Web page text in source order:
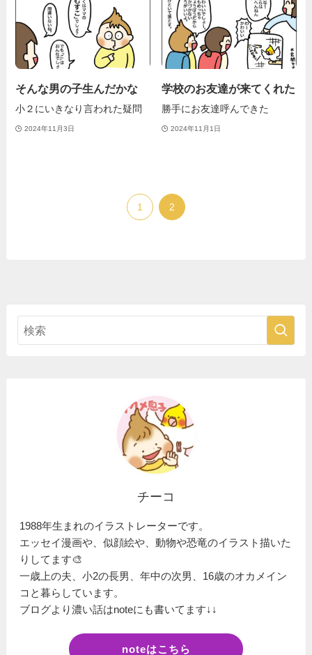
そんな男の子生んだかな
小２にいきなり言われた疑問
2024年11月3日
学校のお友達が来てくれた
勝手にお友達呼んできた
2024年11月1日
1 2
チーコ
1988年生まれのイラストレーターです。
エッセイ漫画や、似顔絵や、動物や恐竜のイラスト描いた
りしてます🎨
一歳上の夫、小2の長男、年中の次男、16歳のオカメイン
コと暮らしています。
ブログより濃い話はnoteにも書いてます↓↓
noteはこちら